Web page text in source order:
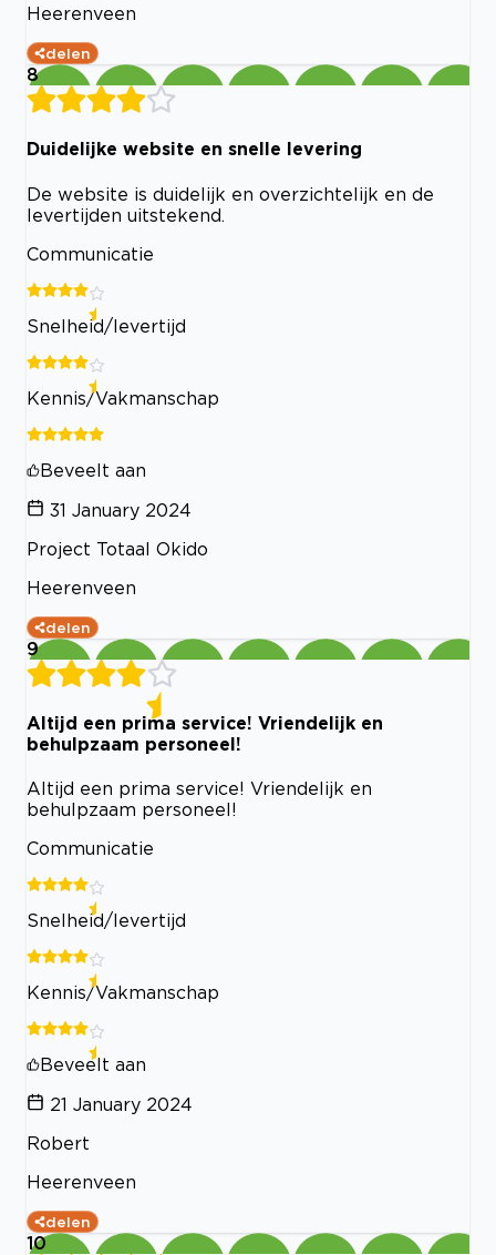
Heerenveen
delen
8
Duidelijke website en snelle levering
De website is duidelijk en overzichtelijk en de
levertijden uitstekend.
Communicatie
Snelheid/levertijd
Kennis/Vakmanschap
Beveelt aan
31 January 2024
Project Totaal Okido
Heerenveen
delen
9
Altijd een prima service! Vriendelijk en
behulpzaam personeel!
Altijd een prima service! Vriendelijk en
behulpzaam personeel!
Communicatie
Snelheid/levertijd
Kennis/Vakmanschap
Beveelt aan
21 January 2024
Robert
Heerenveen
delen
10